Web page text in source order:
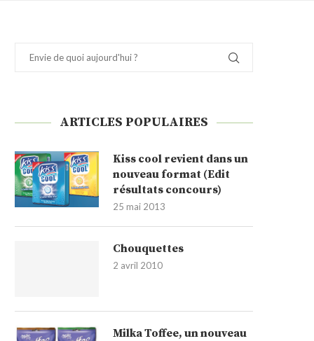
ARTICLES POPULAIRES
Kiss cool revient dans un
nouveau format (Edit
résultats concours)
25 mai 2013
Chouquettes
2 avril 2010
Milka Toffee, un nouveau